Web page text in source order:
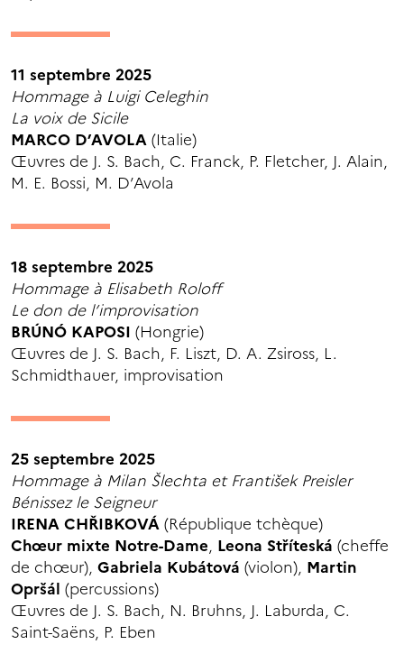
11 septembre 2025
Hommage à Luigi Celeghin
La voix de Sicile
MARCO D’AVOLA(Italie)
Œuvres de J. S. Bach, C. Franck, P. Fletcher, J. Alain,
M. E. Bossi, M. D’Avola
18 septembre 2025
Hommage à Elisabeth Roloff
Le don de l’improvisation
BRÚNÓ KAPOSI (Hongrie)
Œuvres de J. S. Bach, F. Liszt, D. A. Zsiross, L.
Schmidthauer, improvisation
25 septembre 2025
Hommage à Milan Šlechta et František Preisler
Bénissez le Seigneur
IRENA CHŘIBKOVÁ(République tchèque)
Chœur mixte Notre-Dame, Leona Stříteská (cheffe
de chœur), Gabriela Kubátová (violon), Martin
Opršál (percussions)
Œuvres de J. S. Bach, N. Bruhns, J. Laburda, C.
Saint-Saëns, P. Eben